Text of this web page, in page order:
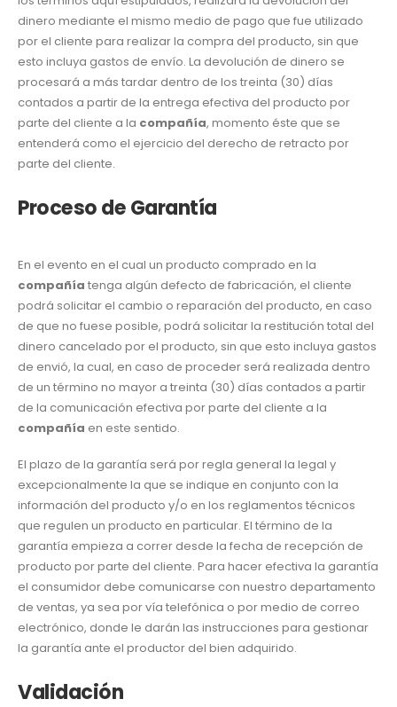
dinero mediante el mismo medio de pago que fue utilizado
por el cliente para realizar la compra del producto, sin que
esto incluya gastos de envío. La devolución de dinero se
procesará a más tardar dentro de los treinta (30) días
contados a partir de la entrega efectiva del producto por
parte del cliente a la compañía, momento éste que se
entenderá como el ejercicio del derecho de retracto por
parte del cliente.
Proceso de Garantía
En el evento en el cual un producto comprado en la
compañía tenga algún defecto de fabricación, el cliente
podrá solicitar el cambio o reparación del producto, en caso
de que no fuese posible, podrá solicitar la restitución total del
dinero cancelado por el producto, sin que esto incluya gastos
de envió, la cual, en caso de proceder será realizada dentro
de un término no mayor a treinta (30) días contados a partir
de la comunicación efectiva por parte del cliente a la
compañía en este sentido.
El plazo de la garantía será por regla general la legal y
excepcionalmente la que se indique en conjunto con la
información del producto y/o en los reglamentos técnicos
que regulen un producto en particular. El término de la
garantía empieza a correr desde la fecha de recepción de
producto por parte del cliente. Para hacer efectiva la garantía
el consumidor debe comunicarse con nuestro departamento
de ventas, ya sea por vía telefónica o por medio de correo
electrónico, donde le darán las instrucciones para gestionar
la garantía ante el productor del bien adquirido.
Validación